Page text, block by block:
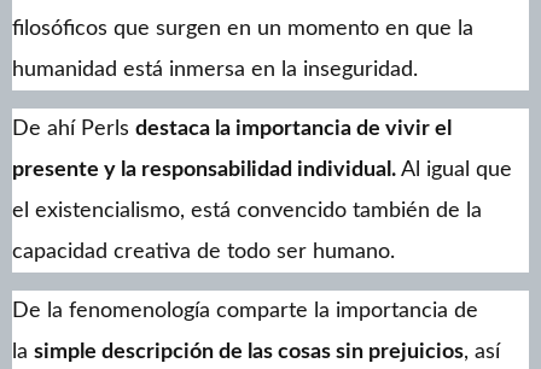
filosóficos que surgen en un momento en que la
humanidad está inmersa en la inseguridad.
De ahí Perls destaca la importancia de vivir el
presente y la responsabilidad individual. Al igual que
el existencialismo, está convencido también de la
capacidad creativa de todo ser humano.
De la fenomenología comparte la importancia de
la simple descripción de las cosas sin prejuicios, así